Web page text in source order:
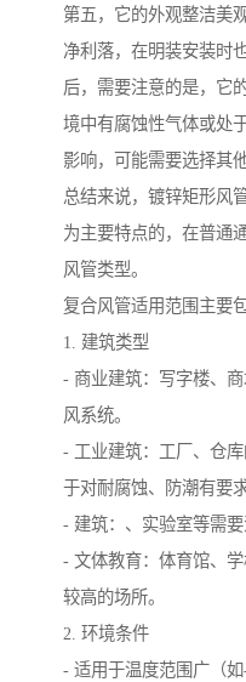
第五，它的外观整洁美
净利落，在明装安装时
后，需要注意的是，它
境中有腐蚀性气体或处
影响，可能需要选择其
总结来说，镀锌矩形风
为主要特点的，在普通
风管类型。
复合风管适用范围主要
1. 建筑类型
- 商业建筑：写字楼、
风系统。
- 工业建筑：工厂、仓
于对耐腐蚀、防潮有要
- 建筑：、实验室等需
- 文体教育：体育馆、
较高的场所。
2. 环境条件
- 适用于温度范围广（